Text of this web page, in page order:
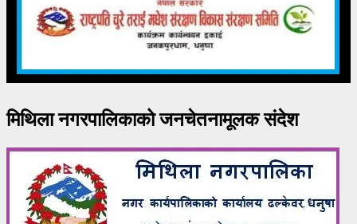
मिथिला नगरपालिकाको जनचेतनामूलक संदेश